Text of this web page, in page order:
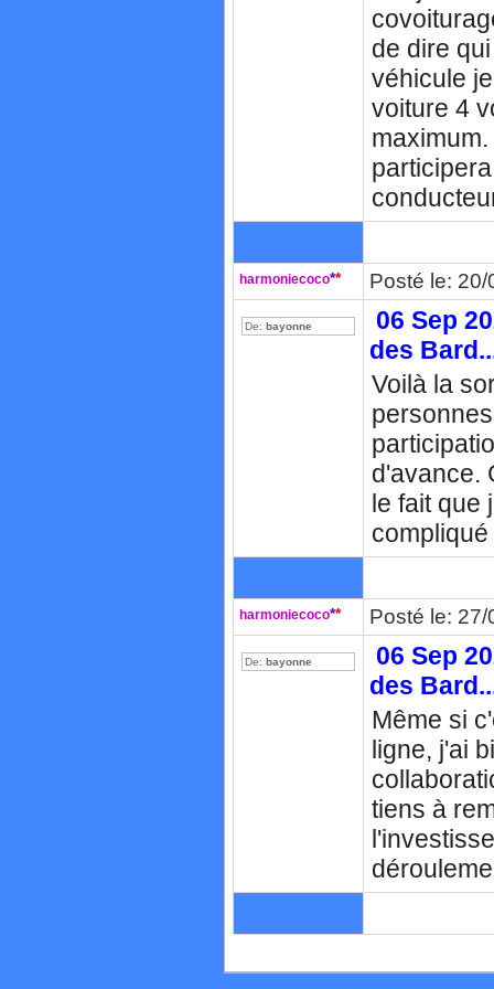
de dire
véhicule
voiture 4
harmoniecoco** Posté le:
De: bayonne
06 Sep
des
Voilà la
d'avance.
le fait que
harmoniecoco** Posté le:
De: bayonne
06 Sep
des
Même si
ligne, j'ai
tiens à